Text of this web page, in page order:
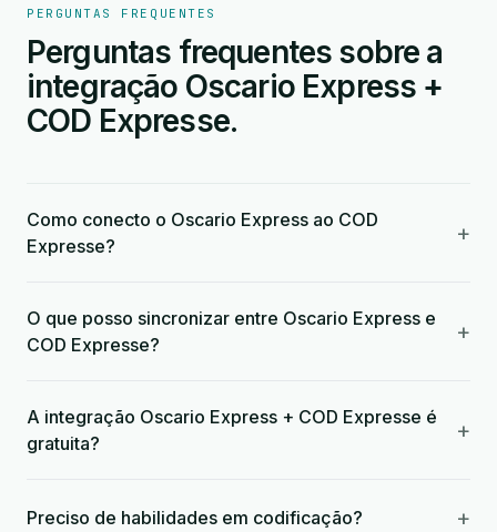
PERGUNTAS FREQUENTES
Perguntas frequentes sobre a
integração Oscario Express +
COD Expresse.
Como conecto o Oscario Express ao COD
Expresse?
+
O que posso sincronizar entre Oscario Express e
COD Expresse?
+
A integração Oscario Express + COD Expresse é
gratuita?
+
Preciso de habilidades em codificação? +